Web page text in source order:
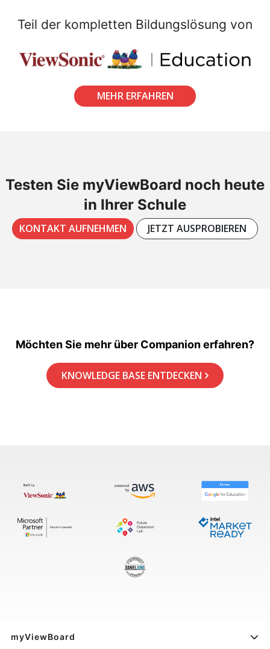
Teil der kompletten Bildungslösung von
MEHR ERFAHREN
Testen Sie myViewBoard noch heute
in Ihrer Schule
KONTAKT AUFNEHMEN JETZT AUSPROBIEREN
Möchten Sie mehr über Companion erfahren?
KNOWLEDGE BASE ENTDECKEN
myViewBoard